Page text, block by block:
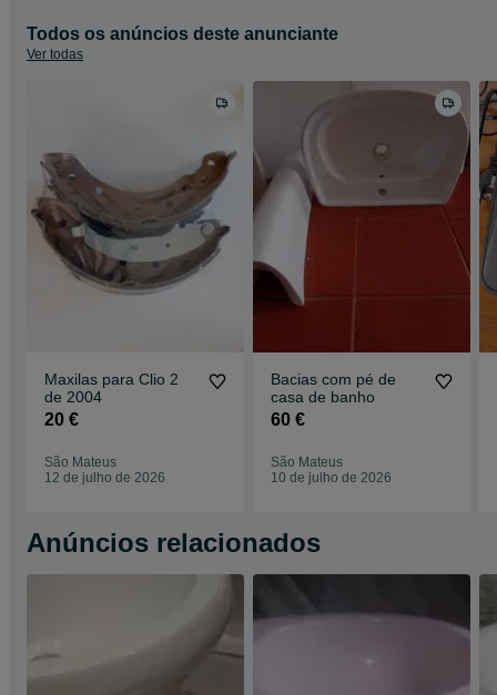
Todos os anúncios deste anunciante
Ver todas
Maxilas para Clio 2
de 2004
20 €
São Mateus
12 de julho de 2026
Bacias com pé de
casa de banho
60 €
São Mateus
10 de julho de 2026
Anúncios relacionados